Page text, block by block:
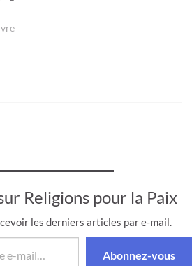
Religions pour la Paix
les derniers articles par e-mail.
mail…
Abonnez-vous